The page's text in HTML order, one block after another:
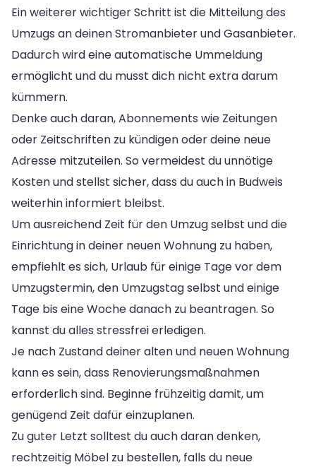
Ein weiterer wichtiger Schritt ist die Mitteilung des
Umzugs an deinen Stromanbieter und Gasanbieter.
Dadurch wird eine automatische Ummeldung
ermöglicht und du musst dich nicht extra darum
kümmern.
Denke auch daran, Abonnements wie Zeitungen
oder Zeitschriften zu kündigen oder deine neue
Adresse mitzuteilen. So vermeidest du unnötige
Kosten und stellst sicher, dass du auch in Budweis
weiterhin informiert bleibst.
Um ausreichend Zeit für den Umzug selbst und die
Einrichtung in deiner neuen Wohnung zu haben,
empfiehlt es sich, Urlaub für einige Tage vor dem
Umzugstermin, den Umzugstag selbst und einige
Tage bis eine Woche danach zu beantragen. So
kannst du alles stressfrei erledigen.
Je nach Zustand deiner alten und neuen Wohnung
kann es sein, dass Renovierungsmaßnahmen
erforderlich sind. Beginne frühzeitig damit, um
genügend Zeit dafür einzuplanen.
Zu guter Letzt solltest du auch daran denken,
rechtzeitig Möbel zu bestellen, falls du neue